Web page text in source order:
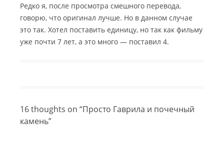
Редко я, после просмотра смешного перевода,
говорю, что оригинал лучше. Но в данном случае
это так. Хотел поставить единицу, но так как фильму
уже почти 7 лет, а это много — поставил 4.
16 thoughts on “Просто Гаврила и почечный
камень”